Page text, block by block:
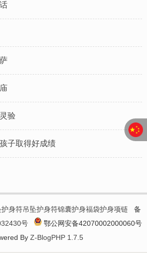
验
子取得好成绩
身符吊坠护身符锦囊护身福袋护身项链备
号
鄂公网安备42070002000060号
By Z-BlogPHP 1.7.5